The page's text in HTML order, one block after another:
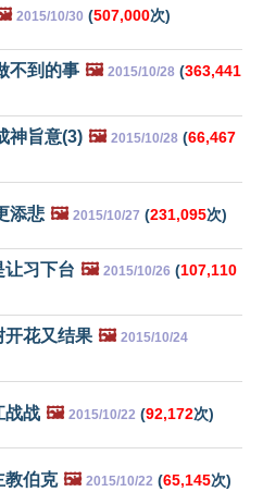
2015/10/30 (507,000次)
不到的事 🖼️ 2015/10/28 (363,441
神旨意(3) 🖼️ 2015/10/28 (66,467
添悲 🖼️ 2015/10/27 (231,095次)
习下台 🖼️ 2015/10/26 (107,110
开花又结果 🖼️ 2015/10/24
战战 🖼️ 2015/10/22 (92,172次)
教伯克 🖼️ 2015/10/22 (65,145次)